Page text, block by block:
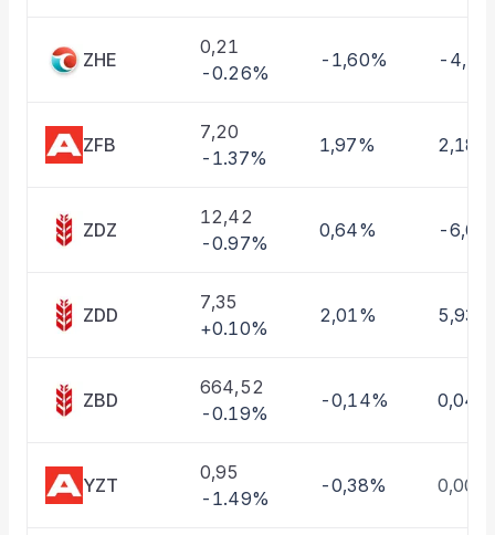
Fiyat Endeks Değişimi
ZHE
0,21
-0.26%
-1,60% -
ZFB
7,20
-1.37%
1,97% 2,18%
ZDZ
12,42
-0.97%
0,64% -
ZDD
7,35
+0.10%
2,01% 5,93%
ZBD
664,52
-0.19%
-0,14% 0,04%
YZT
0,95
-1.49%
-0,38% 0,00%